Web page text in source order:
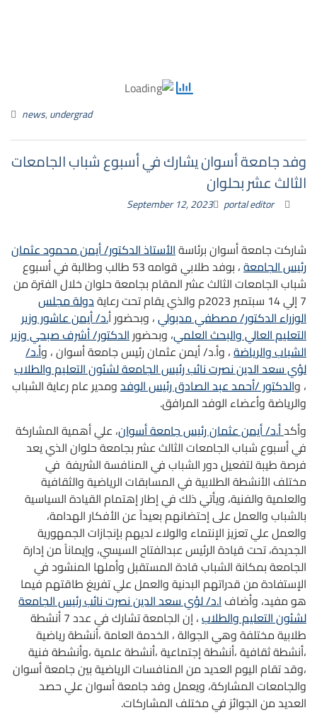
news,undergrad
وفد جامعة أسوان يشارك في أسبوع شباب الجامعات
الثالث عشر بحلوان
September 12, 2023 portal editor
شاركت جامعة أسوان برئاسةالأستاذ الدكتور/ أيمن محمود عثمان
رئيس الجامعة
، بوفد طلابي قوامه 53 طالب وطالبة في أسبوع
شباب الجامعات الثالث عشر المقام بجامعة حلوان خلال الفترة من
7 إلي 14 سبتمبر 2023م والذي يقام تحت رعاية
دولة مجلس
الوزراء الدكتور/ مصطفي مدبولي، وبحضور أ.د/ أيمن عاشور وزير
التعليم العالي والبحث العلمي، وبحضورالدكتور/ أشرف صبحي وزير
الشباب والرياضة، وأ.د/ أيمن عثمان رئيس جامعة أسوان ، وأ.د/
لؤي سعد الدين نصرت نائب رئيس الجامعة لشئون التعليم والطلاب
، والدكتور /أحمد عبد الصادق رئيس الوفدومدير عام رعاية الشباب
والرياضة وأعضاء الوفد المرافق.
وأكدأ.د/ أيمن عثمان رئيس جامعة أسوان، علي أهمية المشاركة
في أسبوع شباب الجامعات الثالث عشر بجامعة حلوان الذي يعد
فرصة طيبة لتفعيل دور الشباب في المنافسة الشريفة في
مختلف الأنشطة الطلابية في المسابقات الرياضية والثقافية
والعلمية والفنية، ويأتي ذلك في إطار إهتمام القيادة السياسية
بالشباب والعمل على إحتضانهم بعيداً عن الأفكار الهدامة،
والعمل علي تعزيز الإنتماء والولاء لديهم بإنجازات الجمهورية
الجديدة، تحت قيادة الرئيس عبدالفتاح السيسي، وإيماناً من إدارة
الجامعة بمكانة الشباب قادة المستقبل وأملها المنشود في
الإستفادة من قدراتهم البدنية والعمل علي تفريغ طاقتهم فيما
هو مفيد، وأضافا.د/ لؤي سعد الدين نصرت نائب رئيس الجامعة
لشئون التعليم والطلاب
، إن الجامعة تشارك في عدد 7 أنشطة
طلابية مختلفة وهي الجوالة ، الخدمة العامة ،أنشطة رياضية
،أنشطة ثقافية ،أنشطة إجتماعية ،أنشطة علمية ،وأنشطة فنية
،وقد تقام اليوم العديد من المنافسات الرياضية بين جامعة أسوان
والجامعات المشاركة، ويعمل وفد جامعة أسوان علي حصد
العديد من الجوائز في مختلف المشاركات.